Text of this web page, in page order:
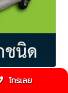
โทรเลย